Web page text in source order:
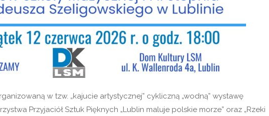
w tzw. „kajucie artystycznej” cykliczną „wodną” wystawę
Przyjaciół Sztuk Pięknych „Lublin maluje polskie morze” oraz „Rzeki